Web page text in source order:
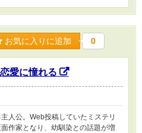
お気に入りに追加 0
愛に憧れる
人公。Web投稿していたミステリ
作家となり、幼馴染との話題が増